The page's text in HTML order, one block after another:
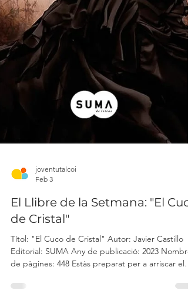
joventutalcoi
Feb 3
El Llibre de la Setmana: "El
de Cristal"